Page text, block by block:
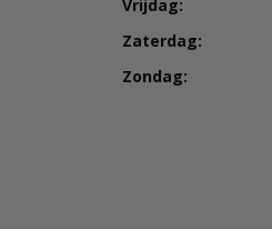
Vrijdag:
Zaterdag:
Zondag: